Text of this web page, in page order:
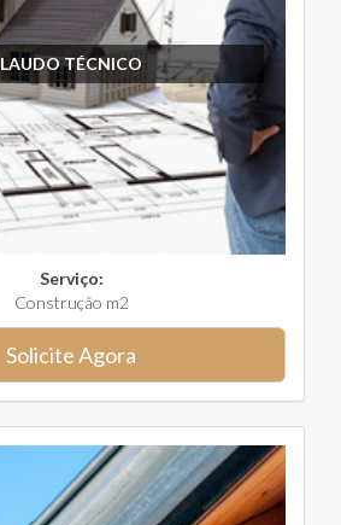
LAUDO TÉCNICO
Serviço:
Construção m2
Solicite Agora